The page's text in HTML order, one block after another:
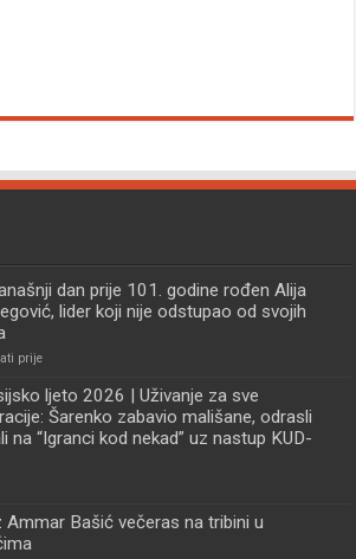
dan prije 101. godine rođen Alija
lider koji nije odstupao od svojih
prije
ljeto 2026 | Uživanje za sve
Šarenko zabavio mališane, odrasli
na “Igranci kod nekad” uz nastup KUD-
Ammar Bašić večeras na tribini u